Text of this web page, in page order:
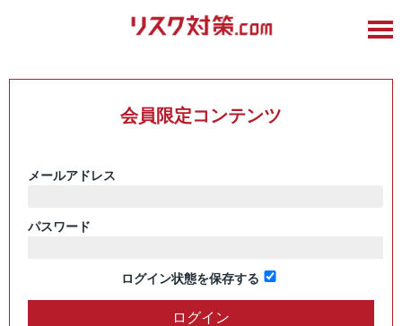
会員限定コンテンツ
メールアドレス
パスワード
ログイン状態を保存する